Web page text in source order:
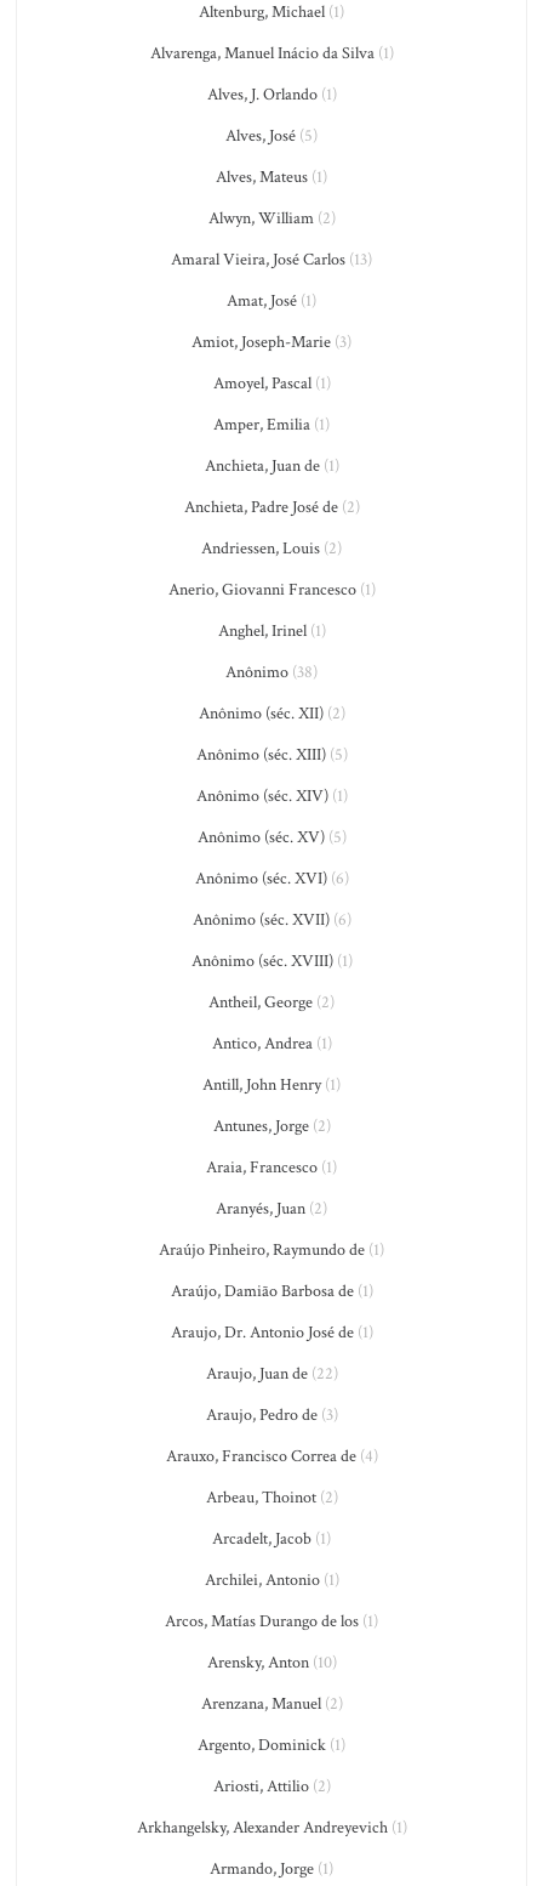
Altenburg, Michael (1)
Alvarenga, Manuel Inácio da Silva(1)
Alves, J. Orlando(1)
Alves, José (5)
Alves, Mateus (1)
Alwyn, William(2)
Amaral Vieira, José Carlos (13)
Amat, José (1)
Amiot, Joseph-Marie (3)
Amoyel, Pascal(1)
Amper, Emilia (1)
Anchieta, Juan de(1)
Anchieta, Padre José de(2)
Andriessen, Louis (2)
Anerio, Giovanni Francesco(1)
Anghel, Irinel(1)
Anônimo (38)
Anônimo (séc. XII)(2)
Anônimo (séc. XIII)(5)
Anônimo (séc. XIV)(1)
Anônimo (séc. XV)(5)
Anônimo (séc. XVI)(6)
Anônimo (séc. XVII)(6)
Anônimo (séc. XVIII)(1)
Antheil, George (2)
Antico, Andrea(1)
Antill, John Henry(1)
Antunes, Jorge(2)
Araia, Francesco (1)
Aranyés, Juan (2)
Araújo Pinheiro, Raymundo de (1)
Araújo, Damião Barbosa de(1)
Araujo, Dr. Antonio José de(1)
Araujo, Juan de(22)
Araujo, Pedro de(3)
Arauxo, Francisco Correa de(4)
Arbeau, Thoinot(2)
Arcadelt, Jacob (1)
Archilei, Antonio(1)
Arcos, Matías Durango de los (1)
Arensky, Anton(10)
Arenzana, Manuel(2)
Argento, Dominick (1)
Ariosti, Attilio(2)
Arkhangelsky, Alexander Andreyevich(1)
Armando, Jorge (1)